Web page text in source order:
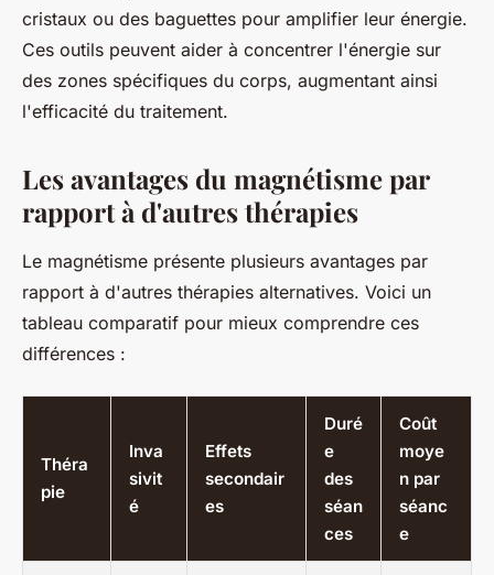
cristaux ou des baguettes pour amplifier leur énergie.
Ces outils peuvent aider à concentrer l'énergie sur
des zones spécifiques du corps, augmentant ainsi
l'efficacité du traitement.
Les avantages du magnétisme par
rapport à d'autres thérapies
Le magnétisme présente plusieurs avantages par
rapport à d'autres thérapies alternatives. Voici un
tableau comparatif pour mieux comprendre ces
différences :
Théra
pie
Inva
sivit
é
Effets
secondair
es
Duré
e
des
séan
ces
Coût
moye
n par
séanc
e